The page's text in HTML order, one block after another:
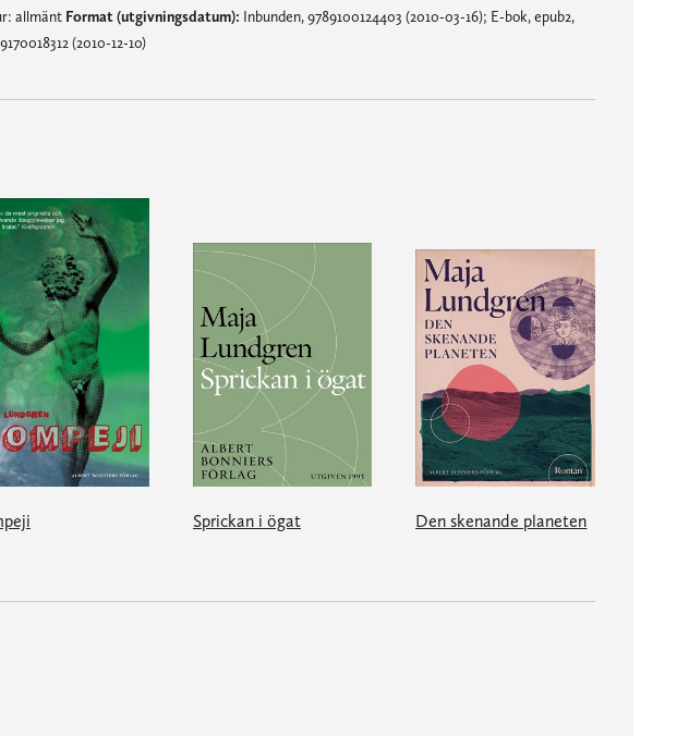
allmänt Format (utgivningsdatum): Inbunden, 9789100124403 (2010-03-16); E-bok, epub2,
(2010-12-10)
Sprickan i ögat Den skenande planeten